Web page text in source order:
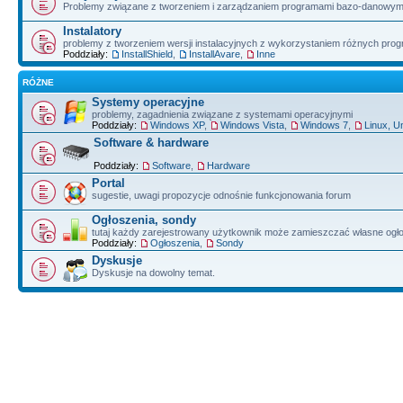
Problemy związane z tworzeniem i zarządzaniem programami bazo-
Instalatory
problemy z tworzeniem wersji instalacyjnych z wykorzystaniem różnych
Poddziały:
InstallShield InstallAvare Inne
RÓŻNE
Systemy operacyjne
problemy, zagadnienia związane z systemami operacyjnymi
Poddziały:
Windows XP, Windows Vista Windows 7 Linux,
Software & hardware
Poddziały: Software Hardware
Portal
sugestie, uwagi propozycje odnośnie funkcjonowania forum
Ogłoszenia, sondy
tutaj każdy zarejestrowany użytkownik może zamieszczać własne
Poddziały:
Ogłoszenia Sondy
Dyskusje
Dyskusje na dowolny temat.